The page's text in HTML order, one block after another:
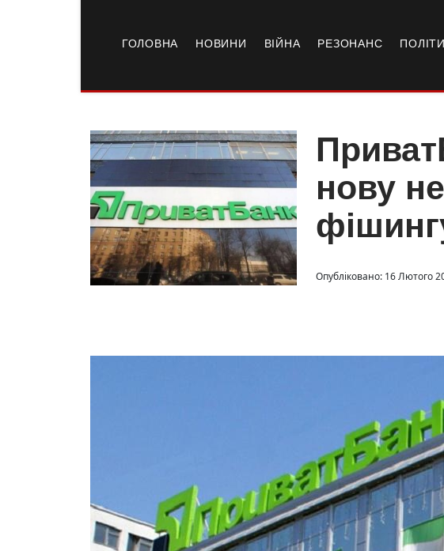
ГОЛОВНА НОВИНИ ВІЙНА РЕЗОНАНС
нову
Опубліковано: 16 Лютого